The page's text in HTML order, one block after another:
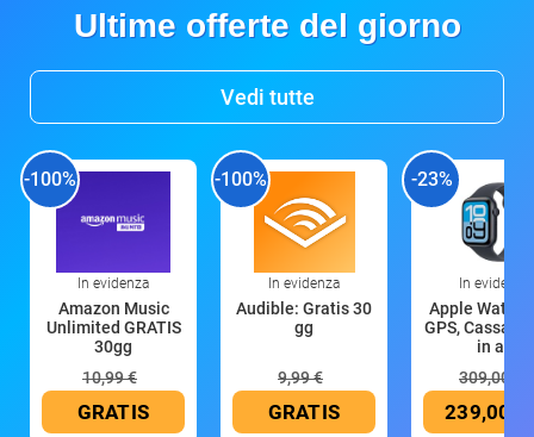
Ultime offerte del giorno
Vedi tutte
-100%
In evidenza
Amazon Music
Unlimited GRATIS
30gg
10,99 €
GRATIS
-100%
In evidenza
Audible: Gratis 30
gg
9,99 €
GRATIS
-23%
In evidenza
Apple Watch
GPS, Cassa
in all
309,00 €
239,00 €